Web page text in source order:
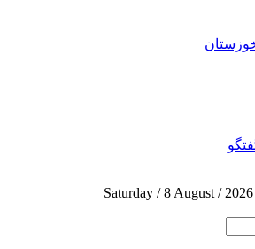
خوزستان
Saturday / 8 August / 2026